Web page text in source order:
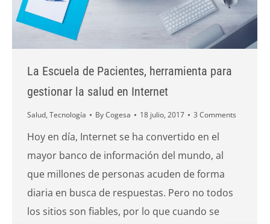
La Escuela de Pacientes, herramienta para
gestionar la salud en Internet
Salud, Tecnología ByCogesa 18 julio, 2017 3 Comments
Hoy en día, Internet se ha convertido en el
mayor banco de información del mundo, al
que millones de personas acuden de forma
diaria en busca de respuestas. Pero no todos
los sitios son fiables, por lo que cuando se